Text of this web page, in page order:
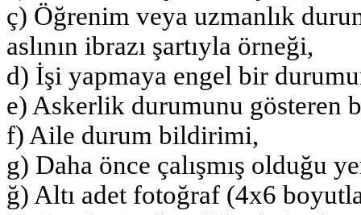
ç) Öğrenim veya uzmanlık
aslının ibrazı şartıyla örneği,
d) İşi yapmaya engel bir
e) Askerlik durumunu gösteren
f) Aile durum bildirimi,
g) Daha önce çalışmış olduğu
ğ) Altı adet fotoğraf (4x6